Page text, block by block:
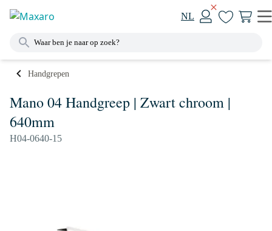
NL
Handgrepen
Mano 04 Handgreep | Zwart chroom |
640mm
H04-0640-15